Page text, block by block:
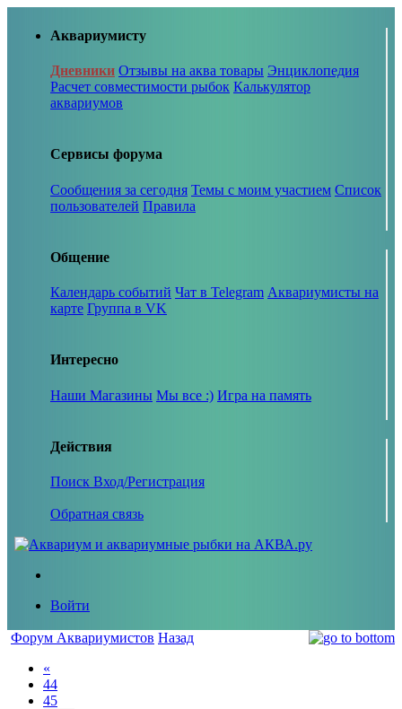
Аквариумисту
Дневники Отзывы на аква товары Энциклопедия
Расчет совместимости рыбок Калькулятор
аквариумов
Сервисы форума
Сообщения за сегодня Темы с моим участием Список
пользователей Правила
Общение
Календарь событий Чат в Telegram Аквариумисты на
карте Группа в VK
Интересно
Наши Магазины Мы все :) Игра на память
Действия
Поиск Вход/Регистрация
Обратная связь
Войти
Форум Аквариумистов Назад
«
44
45